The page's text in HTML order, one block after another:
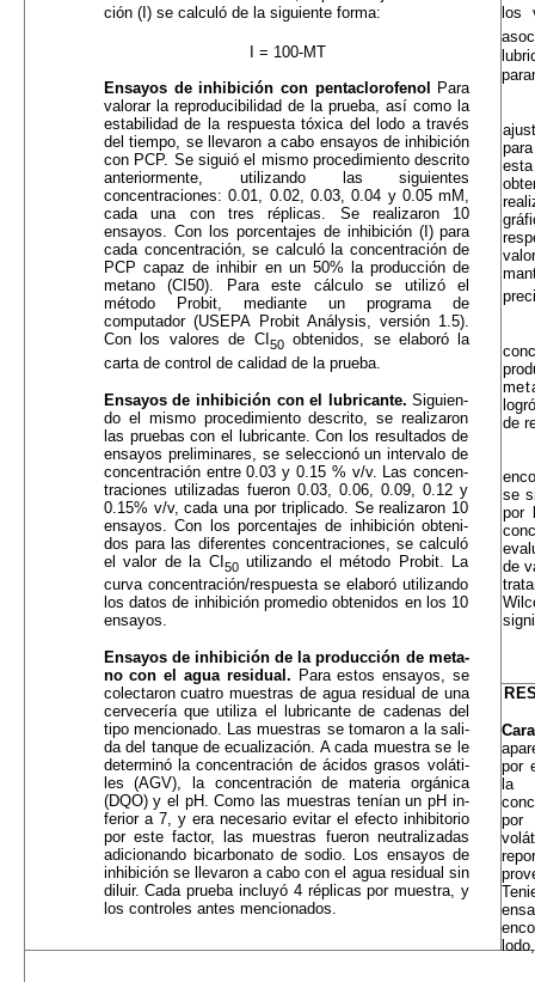
ción (I) se calculó de la siguiente forma:
I = 100-MT
Ensayos de inhibición con pentaclorofenol
Para
valorar la reproducibilidad de la prueba, así como la
estabilidad de la respuesta tóxica del lodo a través
del tiempo, se llevaron a cabo ensayos de inhibición
con PCP. Se siguió el mismo procedimiento descrito
anteriormente, utilizando las siguientes
concentracio­nes: 0.01, 0.02, 0.03, 0.04 y 0.05 mM,
cada una con tres réplicas. Se realizaron 10
ensayos. Con los por­centajes de inhibición (I) para
cada concentración, se calculó la concentración de
PCP capaz de inhibir en un 50% la producción de
metano (CI50). Para este cálculo se utilizó el
método Probit, mediante un pro­grama de
computador (USEPA Probit Análysis, ver­sión 1.5).
Con los valores de CI 50obtenidos, se ela­boró la
carta de control de calidad de la prueba.
Ensayos de inhibición con el lubricante.Siguien­
do el mismo procedimiento descrito, se realizaron
las pruebas con el lubricante. Con los resultados de
ensayos preliminares, se seleccionó un intervalo de
concentración entre 0.03 y 0.15 % v/v. Las concen­
traciones utilizadas fueron 0.03, 0.06, 0.09, 0.12 y
0.15% v/v, cada una por triplicado. Se realizaron 10
ensayos. Con los porcentajes de inhibición obteni­
dos para las diferentes concentraciones, se calculó
el valor de la CI50utilizando el método Probit. La
curva concentración/respuesta se elaboró utilizan­do
los datos de inhibición promedio obtenidos en los 10
ensayos.
Ensayos de inhibición de la producción de meta­
no con el agua residual. Para estos ensayos, se
colectaron cuatro muestras de agua residual de una
cervecería que utiliza el lubricante de cadenas del
tipo mencionado. Las muestras se tomaron a la sali­
da del tanque de ecualización. A cada muestra se le
determinó la concentración de ácidos grasos voláti­
les (AGV), la concentración de materia orgánica
(DQO) y el pH. Como las muestras tenían un pH in­
ferior a 7, y era necesario evitar el efecto inhibitorio
por este factor, las muestras fueron neutralizadas
adicionando bicarbonato de sodio. Los ensayos de
inhibición se llevaron a cabo con el agua residual sin
diluir. Cada prueba incluyó 4 réplicas por muestra, y
los controles antes mencionados.
los
de
se
por
de
por
la
por